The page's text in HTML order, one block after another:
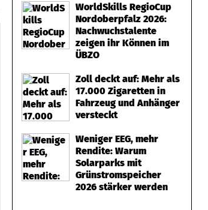
WorldSkills RegioCup
Nordoberpfalz 2026:
Nachwuchstalente
zeigen ihr Können im
ÜBZO
Zoll deckt auf: Mehr als
17.000 Zigaretten in
Fahrzeug und Anhänger
versteckt
Weniger EEG, mehr
Rendite: Warum
Solarparks mit
Grünstromspeicher
2026 stärker werden